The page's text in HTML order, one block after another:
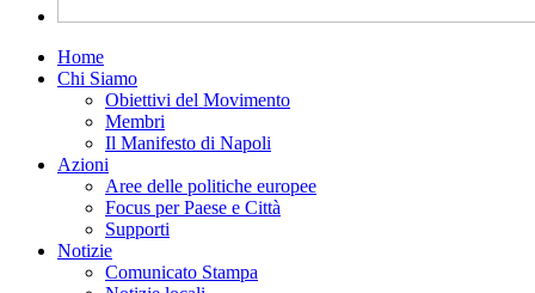
Home
Chi Siamo
Obiettivi del Movimento
Membri
Il Manifesto di Napoli
Azioni
Aree delle politiche europee
Focus per Paese e Città
Supporti
Notizie
Comunicato Stampa